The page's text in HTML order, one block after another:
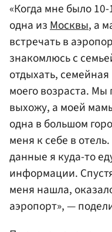
«Когда мне было
одна изМосквы, а
встречать в
знакомлюсь с
отдыхать,
моего возраста. Мы
выхожу, а моей
одна в большом
меня к себе в
данные я куда-то
информации.
меня нашла,
аэропорт», —